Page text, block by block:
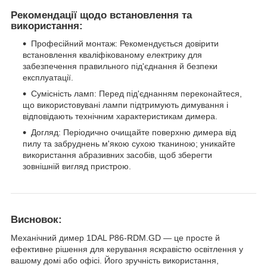
Рекомендації щодо встановлення та
використання:
Професійний монтаж: Рекомендується довірити
встановлення кваліфікованому електрику для
забезпечення правильного під'єднання й безпеки
експлуатації.
Сумісність ламп: Перед під'єднанням переконайтеся,
що використовувані лампи підтримують димування і
відповідають технічним характеристикам димера.
Догляд: Періодично очищайте поверхню димера від
пилу та забруднень м'якою сухою тканиною; уникайте
використання абразивних засобів, щоб зберегти
зовнішній вигляд пристрою.
Висновок:
Механічний димер 1DAL P86-RDM.GD — це просте й
ефективне рішення для керування яскравістю освітлення у
вашому домі або офісі. Його зручність використання,